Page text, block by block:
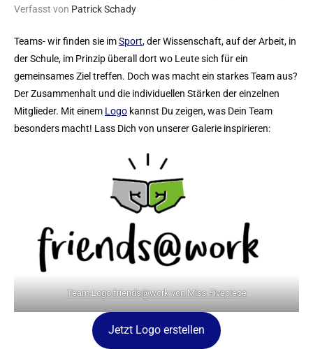
Verfasst von Patrick Schady
Teams- wir finden sie imSport, der Wissenschaft, auf der Arbeit, in
der Schule, im Prinzip überall dort wo Leute sich für ein
gemeinsames Ziel treffen. Doch was macht ein starkes Team aus?
Der Zusammenhalt und die individuellen Stärken der einzelnen
Mitglieder. Mit einem Logo kannst Du zeigen, was Dein Team
besonders macht! Lass Dich von unserer Galerie inspirieren:
Team Logo friends@work von Miss Fivepiece
Jetzt Logo erstellen